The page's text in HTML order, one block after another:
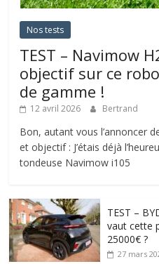
Nos tests
TEST – Navimow
objectif sur ce
de gamme !
12 avril 2026 Bertrand
Bon, autant vous l’annoncer
et objectif : J’étais déjà
tondeuse Navimow i105
TEST –
vaut cette
25000€ ?
27 mars